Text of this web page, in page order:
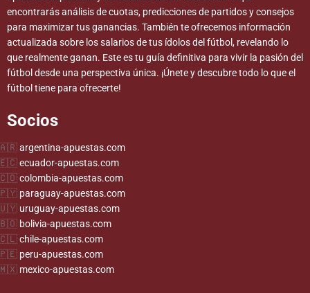
encontrarás análisis de cuotas, predicciones de partidos y consejos
para maximizar tus ganancias. También te ofrecemos información
actualizada sobre los salarios de tus ídolos del fútbol, revelando lo
que realmente ganan. Este es tu guía definitiva para vivir la pasión del
fútbol desde una perspectiva única. ¡Únete y descubre todo lo que el
fútbol tiene para ofrecerte!
Socios
argentina-apuestas.com
ecuador-apuestas.com
colombia-apuestas.com
paraguay-apuestas.com
uruguay-apuestas.com
bolivia-apuestas.com
chile-apuestas.com
peru-apuestas.com
mexico-apuestas.com